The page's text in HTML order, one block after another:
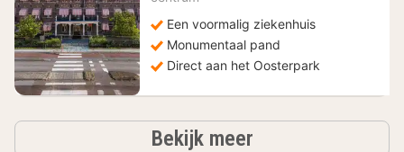
Een voormalig ziekenhuis
Monumentaal pand
Direct aan het Oosterpark
Bekijk meerhotels